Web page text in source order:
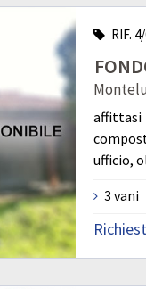
RIF.
ufficio,
3 vani